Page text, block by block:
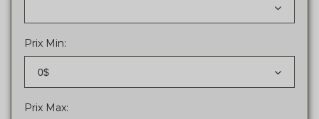
Prix Min:
0$
Prix Max: